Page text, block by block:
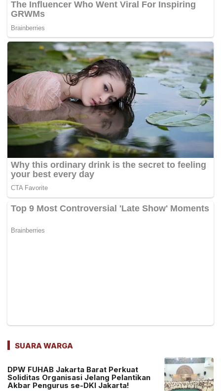
SUARA WARGA
DPW FUHAB Jakarta Barat Perkuat
Soliditas Organisasi Jelang Pelantikan
Akbar Pengurus se-DKI Jakarta!